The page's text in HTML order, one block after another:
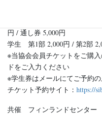
円 / 通し券 5,000円
学生 第1部 2,000円 / 第2部
※当協会会員チケットをご購
ドをご入力ください
※学生券はメールにてご予約
チケット予約サイト： https://
共催 フィンランドセンター